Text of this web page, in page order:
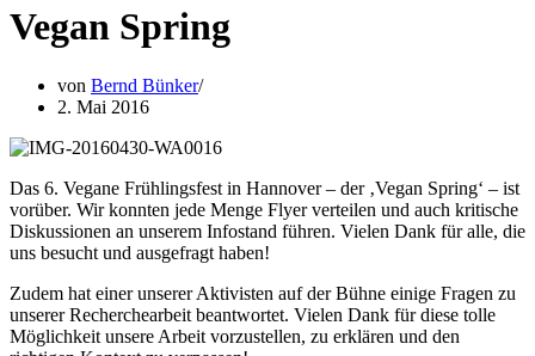
Vegan Spring
von Bernd Bünker
2. Mai 2016
Das 6. Vegane Frühlingsfest in Hannover – der ‚Vegan Spring‘ – ist
vorüber. Wir konnten jede Menge Flyer verteilen und auch kritische
Diskussionen an unserem Infostand führen. Vielen Dank für alle, die
uns besucht und ausgefragt haben!
Zudem hat einer unserer Aktivisten auf der Bühne einige Fragen zu
unserer Recherchearbeit beantwortet. Vielen Dank für diese tolle
Möglichkeit unsere Arbeit vorzustellen, zu erklären und den